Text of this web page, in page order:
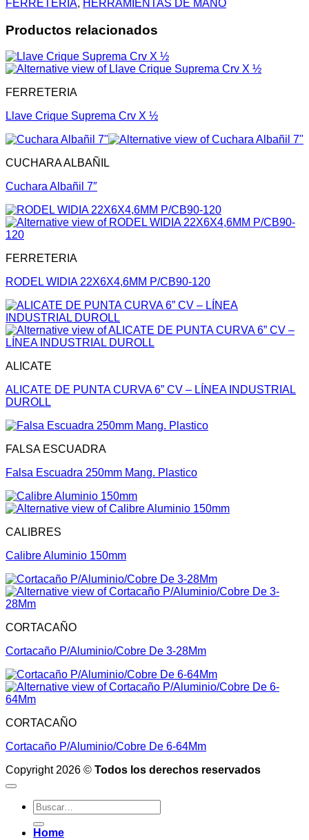
FERRETERIA, HERRAMIENTAS DE MANO
Productos relacionados
FERRETERIA
Llave Crique Suprema Crv X ½
CUCHARA ALBAÑIL
Cuchara Albañil 7″
FERRETERIA
RODEL WIDIA 22X6X4,6MM P/CB90-120
ALICATE
ALICATE DE PUNTA CURVA 6” CV – LÍNEA INDUSTRIAL
DUROLL
FALSA ESCUADRA
Falsa Escuadra 250mm Mang. Plastico
CALIBRES
Calibre Aluminio 150mm
CORTACAÑO
Cortacaño P/Aluminio/Cobre De 3-28Mm
CORTACAÑO
Cortacaño P/Aluminio/Cobre De 6-64Mm
Copyright 2026 © Todos los derechos reservados
Buscar
por:
Home